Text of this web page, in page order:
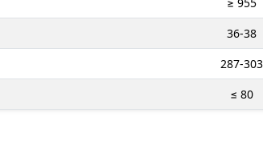
36-38
287-303
≤ 80